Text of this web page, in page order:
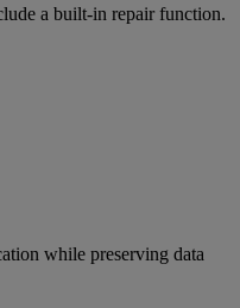
a built-in repair function.
while preserving data